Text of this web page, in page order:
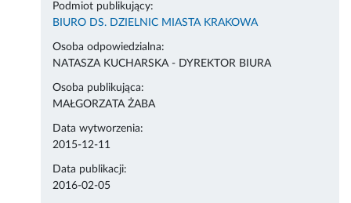
Podmiot publikujący:
BIURO DS. DZIELNIC MIASTA KRAKOWA
Osoba odpowiedzialna:
NATASZA KUCHARSKA - DYREKTOR BIURA
Osoba publikująca:
MAŁGORZATA ŻABA
Data wytworzenia:
2015-12-11
Data publikacji:
2016-02-05